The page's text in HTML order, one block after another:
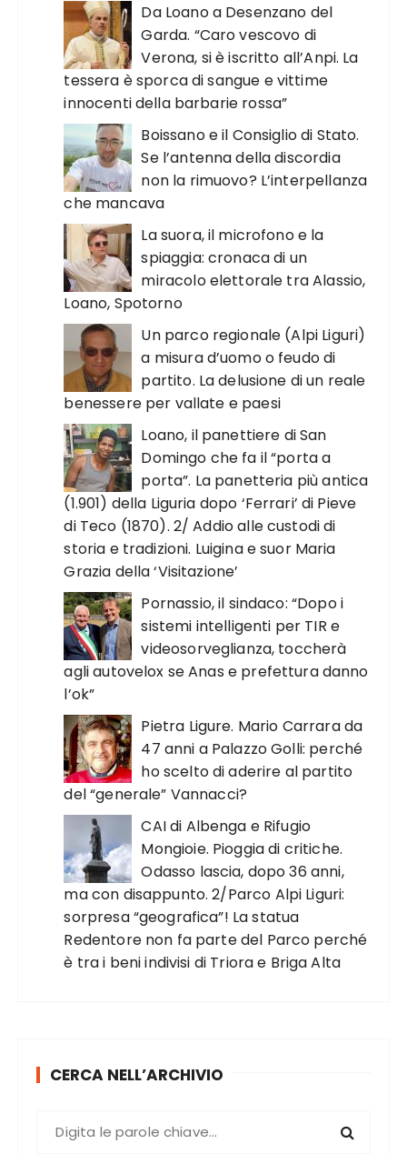
Da Loano a Desenzano del
Garda. “Caro vescovo di
Verona, si è iscritto all’Anpi. La
tessera è sporca di sangue e vittime
innocenti della barbarie rossa”
Boissano e il Consiglio di Stato.
Se l’antenna della discordia
non la rimuovo? L’interpellanza
che mancava
La suora, il microfono e la
spiaggia: cronaca di un
miracolo elettorale tra Alassio,
Loano, Spotorno
Un parco regionale (Alpi Liguri)
a misura d’uomo o feudo di
partito. La delusione di un reale
benessere per vallate e paesi
Loano, il panettiere di San
Domingo che fa il “porta a
porta”. La panetteria più antica
(1.901) della Liguria dopo ‘Ferrari’ di Pieve
di Teco (1870). 2/ Addio alle custodi di
storia e tradizioni. Luigina e suor Maria
Grazia della ‘Visitazione’
Pornassio, il sindaco: “Dopo i
sistemi intelligenti per TIR e
videosorveglianza, toccherà
agli autovelox se Anas e prefettura danno
l’ok”
Pietra Ligure. Mario Carrara da
47 anni a Palazzo Golli: perché
ho scelto di aderire al partito
del “generale” Vannacci?
CAI di Albenga e Rifugio
Mongioie. Pioggia di critiche.
Odasso lascia, dopo 36 anni,
ma con disappunto. 2/Parco Alpi Liguri:
sorpresa “geografica”! La statua
Redentore non fa parte del Parco perché
è tra i beni indivisi di Triora e Briga Alta
CERCA NELL’ARCHIVIO